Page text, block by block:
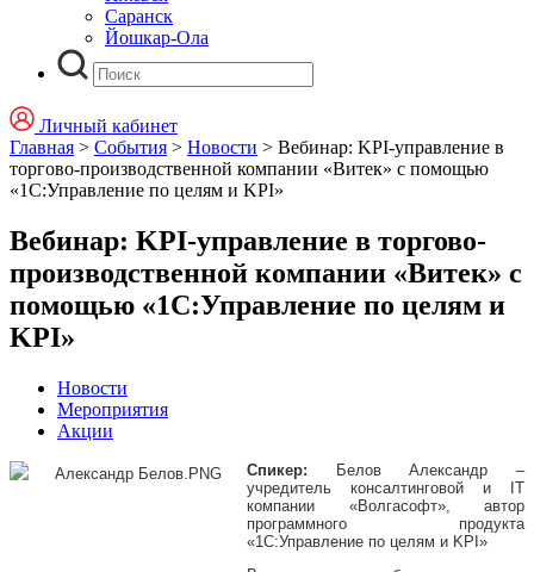
Саранск
Йошкар-Ола
Личный кабинет
Главная > События > Новости > Вебинар: KPI-управление в
торгово-производственной компании «Витек» с помощью
«1С:Управление по целям и KPI»
Вебинар: KPI-управление в торгово-
производственной компании «Витек» с
помощью «1С:Управление по целям и
KPI»
Новости
Мероприятия
Акции
Спикер:
Белов Александр –
учредитель консалтинговой и IT
компании «Волгасофт», автор
программного продукта
«1С:Управление по целям и KPI»